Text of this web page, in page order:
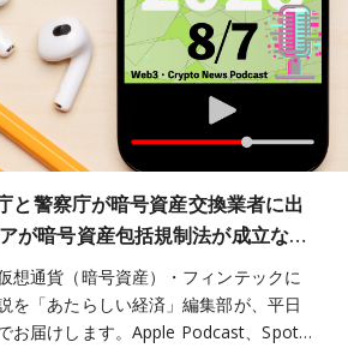
と警察庁が暗号資産交換業者に出
が暗号資産包括規制法が成立な…
想通貨（暗号資産）・フィンテックに
を「あたらしい経済」編集部が、平日
お届けします。Apple Podcast、Spot…